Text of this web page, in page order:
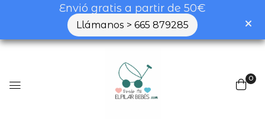
Envió gratis a partir de 50€
Llámanos > 665 879285
0